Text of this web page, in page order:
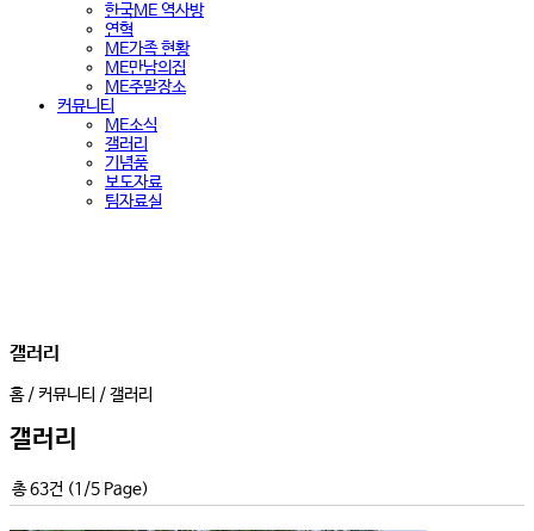
한국ME 역사방
연혁
ME가족 현황
ME만남의집
ME주말장소
커뮤니티
ME소식
갤러리
기념품
보도자료
팀자료실
갤러리
홈 / 커뮤니티 / 갤러리
갤러리
총63건 (1/5 Page)